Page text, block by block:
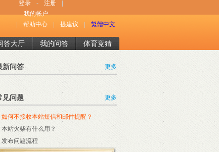
登录 - 注册
我的帐户
帮助中心 提建议 繁體中文
答大厅 我的问答 体育竞猜
新问答 更多
见问题 更多
如何不接收本站短信和邮件提醒？
本站火柴有什么用？
发布问题流程